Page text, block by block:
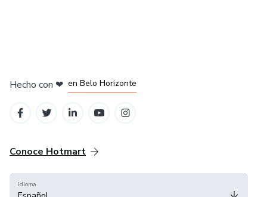
Hecho con ❤ en Belo Horizonte
Conoce Hotmart
Idioma